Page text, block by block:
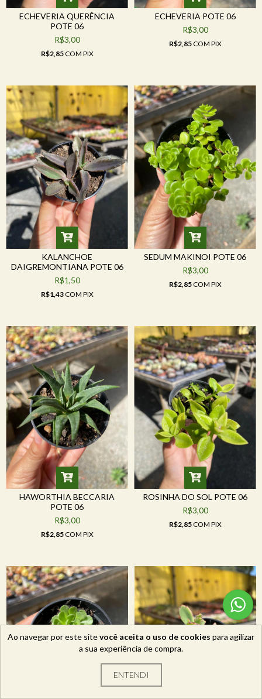
Ao navegar por este sitevocê aceita o uso de cookies para agilizar
a sua experiência de compra.
ENTENDI
ECHEVERIA QUERÊNCIA
POTE 06
R$3,00
R$2,85COM PIX
ECHEVERIA POTE 06
R$3,00
R$2,85COM PIX
KALANCHOE
DAIGREMONTIANA POTE 06
R$1,50
R$1,43COM PIX
SEDUM MAKINOI POTE 06
R$3,00
R$2,85COM PIX
HAWORTHIA BECCARIA
POTE 06
R$3,00
R$2,85COM PIX
ROSINHA DO SOL POTE 06
R$3,00
R$2,85COM PIX